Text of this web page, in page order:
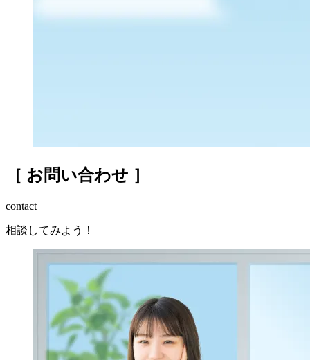
［ お問い合わせ ］
contact
相談してみよう！